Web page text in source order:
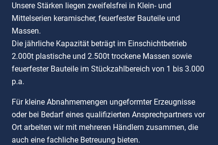
Unsere Stärken liegen zweifelsfrei in Klein- und
Mittelserien keramischer, feuerfester Bauteile und
Massen.
Die jährliche Kapazität beträgt im Einschichtbetrieb
2.000t plastische und 2.500t trockene Massen sowie
feuerfester Bauteile im Stückzahlbereich von 1 bis 3.000
p.a.
Für kleine Abnahmemengen ungeformter Erzeugnisse
oder bei Bedarf eines qualifizierten Ansprechpartners vor
Ort arbeiten wir mit mehreren Händlern zusammen, die
auch eine fachliche Betreuung bieten.